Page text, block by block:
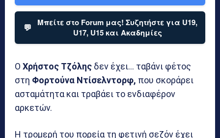
💬
Μπείτε στο Forum μας! Συζητήστε για U19,
U17, U15 και Ακαδημίες
Ο Χρήστος Τζόλης δεν έχει… ταβάνι φέτος
στη Φορτούνα Ντίσελντορφ, που σκοράρει
ασταμάτητα και τραβάει το ενδιαφέρον
αρκετών.
Η τρομερή του πορεία τη φετινή σεζόν έχει